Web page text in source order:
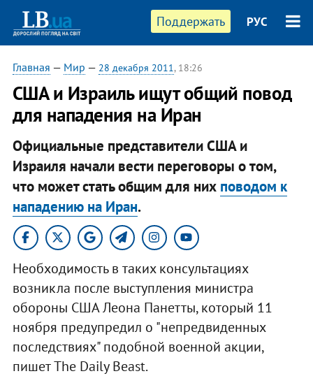
Поддержать РУС
Главная — Мир — 28 декабря 2011, 18:26
США и Израиль ищут общий повод
для нападения на Иран
Официальные представители США и
Израиля начали вести переговоры о том,
что может стать общим для них поводом к
нападению на Иран.
Необходимость в таких консультациях
возникла после выступления министра
обороны США Леона Панетты, который 11
ноября предупредил о "непредвиденных
последствиях" подобной военной акции,
пишет The Daily Beast.